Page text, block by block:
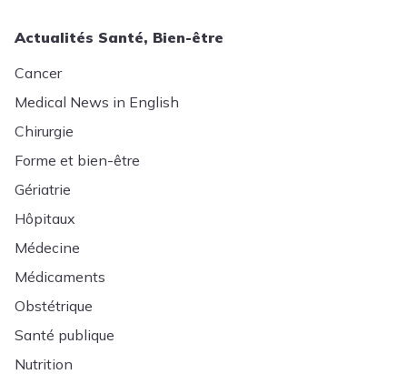
Actualités Santé, Bien-être
Cancer
Medical News in English
Chirurgie
Forme et bien-être
Gériatrie
Hôpitaux
Médecine
Médicaments
Obstétrique
Santé publique
Nutrition